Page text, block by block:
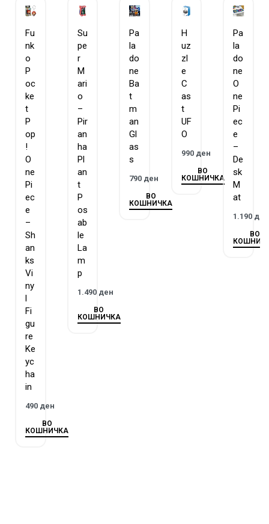
Fu
nk
o
P
oc
ke
t
P
op
!
O
ne
Pi
ec
e
–
Sh
an
ks
Vi
ny
Fi
gu
re
Ke
yc
ha
in
490 ден
ВО
КОШНИЧКА
Su
pe
r
M
ari
o
–
Pir
an
ha
Pl
an
t
P
os
ab
le
La
m
p
1.490 ден
ВО
КОШНИЧКА
Pa
la
do
ne
Ba
t
m
an
Gl
as
s
790 ден
ВО
КОШНИЧКА
H
uz
zl
e
C
as
t
UF
O
990 ден
ВО
КОШНИЧКА
Pa
la
do
ne
O
ne
Pi
ec
e
–
De
sk
M
at
1.190 ден
ВО